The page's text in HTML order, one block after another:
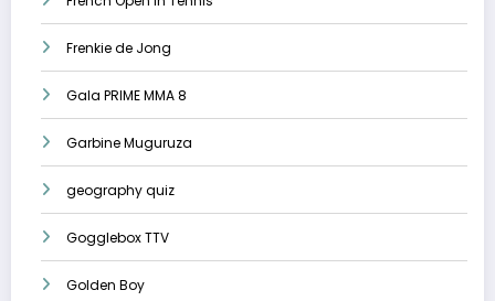
Frenkie de Jong
Gala PRIME MMA 8
Garbine Muguruza
geography quiz
Gogglebox TTV
Golden Boy